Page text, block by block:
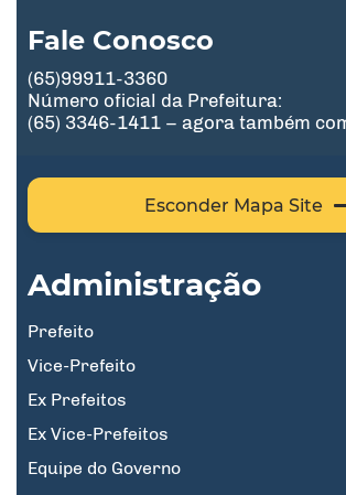
Fale Conosco
(65)99911-3360
Número oficial da Prefeitura:
(65) 3346-1411 – agora também
Esconder Mapa Site
Administração
Prefeito
Vice-Prefeito
Ex Prefeitos
Ex Vice-Prefeitos
Equipe do Governo